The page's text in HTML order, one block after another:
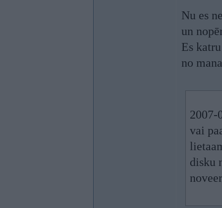
Nu es
un
Es
no
2007-
vai
disku